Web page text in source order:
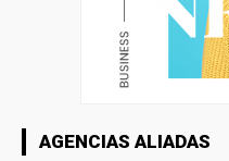
AGENCIAS ALIADAS